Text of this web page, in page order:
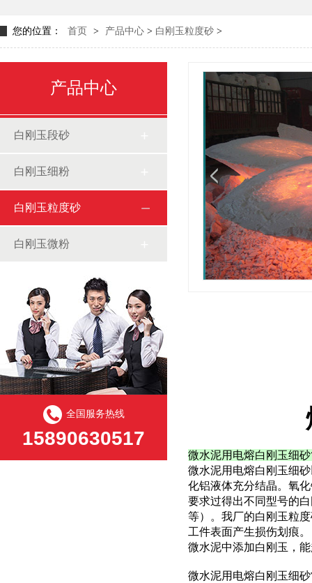
您的位置： 首页 > 产品中心 > 白刚玉粒度砂 >
产品中心
白刚玉段砂
白刚玉细粉
白刚玉粒度砂
白刚玉微粉
全国服务热线
15890630517
微水泥用电熔白刚玉细
微水泥用电熔白刚玉细
化铝液体充分结晶。氧
要求过得出不同型号的
等）。我厂的白刚玉粒
工件表面产生损伤划痕。
微水泥中添加白刚玉，
微水泥用电熔白刚玉细